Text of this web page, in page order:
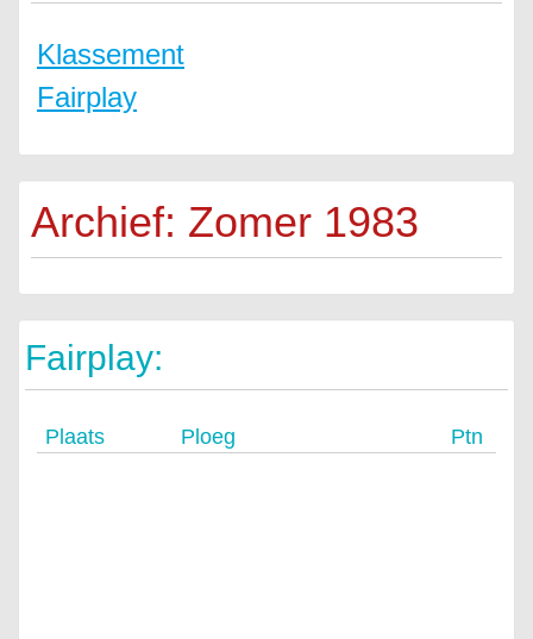
Klassement
Fairplay
Archief: Zomer 1983
Fairplay:
Plaats Ploeg Ptn